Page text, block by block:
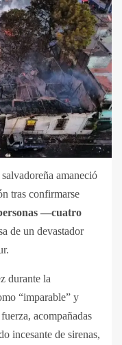
amaneció
tras confirmarse
—cuatro
de un devastador
durante la
“imparable” y
acompañadas
incesante de sirenas,